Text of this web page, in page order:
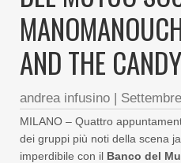
AND THE
andrea infusino |
MILANO – Quattro
dei gruppi più noti della scena
imperdibile con il Banco del